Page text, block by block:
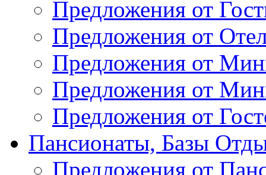
Предложения от
Предложения от
Предложения от
Предложения от
Предложения от
Пансионаты, Базы
Предложения от